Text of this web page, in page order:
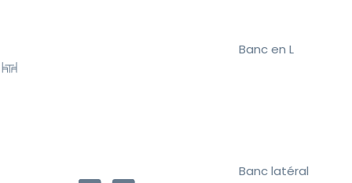
Banc en L
Banc latéral